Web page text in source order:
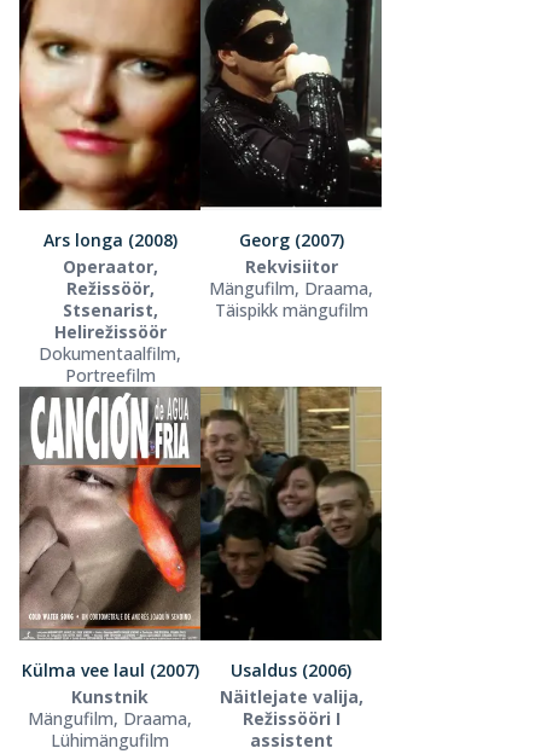
Ars longa (2008)
Operaator,
Režissöör,
Stsenarist,
Helirežissöör
Dokumentaalfilm,
Portreefilm
Georg (2007)
Rekvisiitor
Mängufilm, Draama,
Täispikk mängufilm
Külma vee laul (2007)
Kunstnik
Mängufilm, Draama,
Lühimängufilm
Usaldus (2006)
Näitlejate valija,
Režissööri I
assistent